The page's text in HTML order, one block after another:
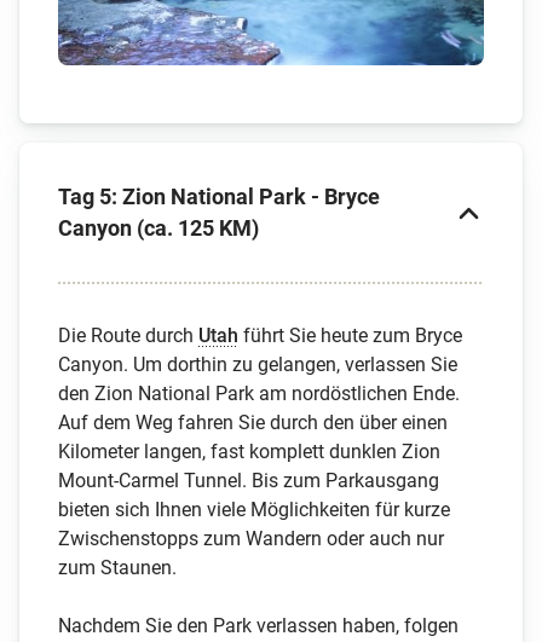
Tag 5: Zion National Park - Bryce
Canyon (ca. 125 KM)
Die Route durch Utah führt Sie heute zum Bryce
Canyon. Um dorthin zu gelangen, verlassen Sie
den Zion National Park am nordöstlichen Ende.
Auf dem Weg fahren Sie durch den über einen
Kilometer langen, fast komplett dunklen Zion
Mount-Carmel Tunnel. Bis zum Parkausgang
bieten sich Ihnen viele Möglichkeiten für kurze
Zwischenstopps zum Wandern oder auch nur
zum Staunen.
Nachdem Sie den Park verlassen haben, folgen